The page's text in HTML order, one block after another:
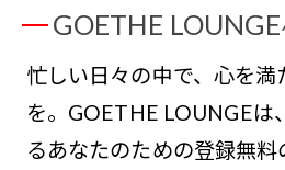
GOETHE LOUNGE
忙しい日々の中で、心を満
を。GOETHE LOUNGEは
るあなたのための登録無